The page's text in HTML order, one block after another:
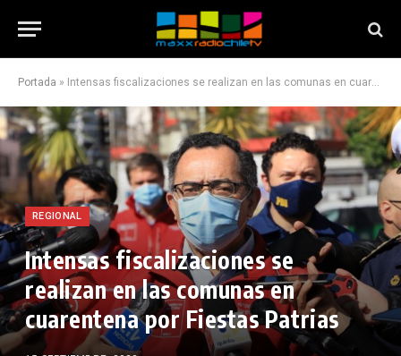
Portada » Intensas fiscalizaciones se realizan en las comunas en cuarentena por Fiestas Patrias
REGIONAL
Intensas fiscalizaciones se
realizan en las comunas en
cuarentena por Fiestas Patrias